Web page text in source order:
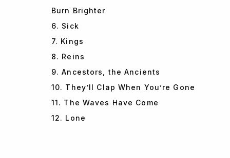
Burn Brighter
6. Sick
7. Kings
8. Reins
9. Ancestors, the Ancients
10. They’ll Clap When You’re Gone
11. The Waves Have Come
12. Lone